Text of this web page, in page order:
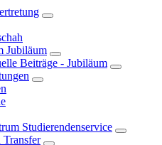
Jubiläum
Beiträge - Jubiläum
Studierendenservice